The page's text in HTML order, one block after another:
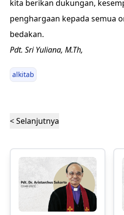
kita berikan dukungan,
penghargaan kepada semua
bedakan.
Pdt. Sri Yuliana, M.Th,
alkitab
< Selanjutnya